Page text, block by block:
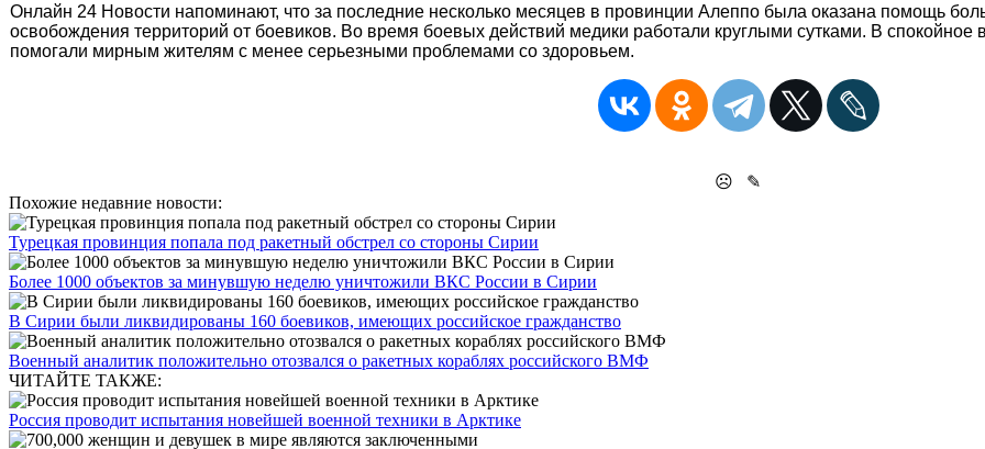
Онлайн 24 Новости напоминают, что за последние несколько месяцев в провинции Алеппо была оказана помощь
освобождения территорий от боевиков. Во время боевых действий медики работали круглыми сутками. В
помогали мирным жителям с менее серьезными проблемами со здоровьем.
☹
✎
Похожие недавние новости:
Турецкая провинция попала под ракетный обстрел со стороны Сирии
Более 1000 объектов за минувшую неделю уничтожили ВКС России в Сирии
В Сирии были ликвидированы 160 боевиков, имеющих российское гражданство
Военный аналитик положительно отозвался о ракетных кораблях российского ВМФ
ЧИТАЙТЕ ТАКЖЕ:
Россия проводит испытания новейшей военной техники в Арктике